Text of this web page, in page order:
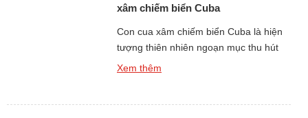
xâm chiếm biển Cuba
Con cua xâm chiếm biển Cuba là hiện
tượng thiên nhiên ngoạn mục thu hút
sự chú ý của hàng triệu người trên thế
Xem thêm